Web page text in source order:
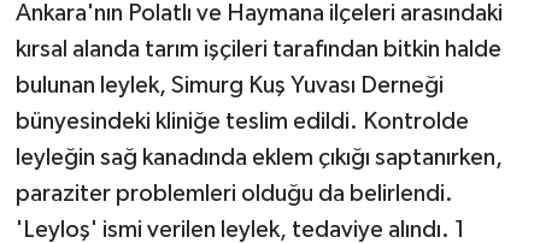
Ankara'nın Polatlı ve Haymana ilçeleri arasındaki
kırsal alanda tarım işçileri tarafından bitkin halde
bulunan leylek, Simurg Kuş Yuvası Derneği
bünyesindeki kliniğe teslim edildi. Kontrolde
leyleğin sağ kanadında eklem çıkığı saptanırken,
paraziter problemleri olduğu da belirlendi.